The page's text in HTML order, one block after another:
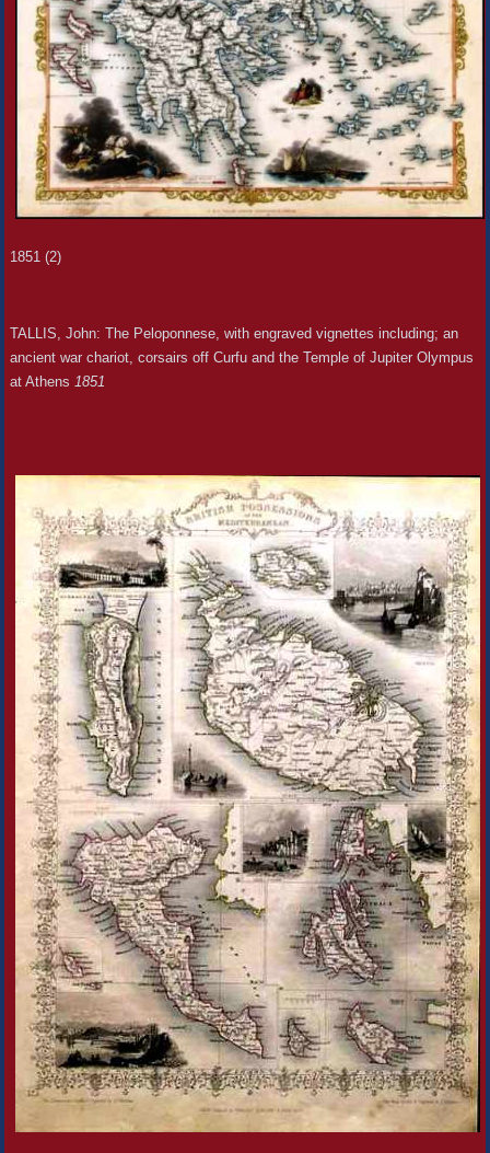
1851 (2)
TALLIS, John: The Peloponnese, with engraved vignettes including; an
ancient war chariot, corsairs off Curfu and the Temple of Jupiter Olympus
at Athens 1851